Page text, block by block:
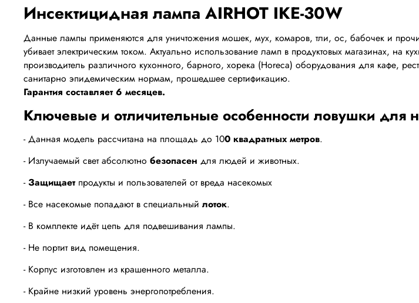
Инсектицидная лампа AIRHOT IKE-30W
Данные лампы применяются для уничтожения мошек, мух, комаров, тли, ос, бабочек и
убивает электрическим током. Актуально использование ламп в продуктовых магазинах,
производитель различного кухонного, барного, хорека (Horeca) оборудования для кафе,
санитарно эпидемическим нормам, прошедшее сертификацию.
Гарантия составляет 6 месяцев.
Ключевые и отличительные особенности ловушки для
- Данная модель рассчитана на площадь до 100 квадратных метров.
- Излучаемый свет абсолютно безопасен для людей и животных.
-Защищаетпродукты и пользователей от вреда насекомых
- Все насекомые попадают в специальный лоток.
- В комплекте идёт цепь для подвешивания лампы.
- Не портит вид помещения.
- Корпус изготовлен из крашенного металла.
- Крайне низкий уровень энергопотребления.